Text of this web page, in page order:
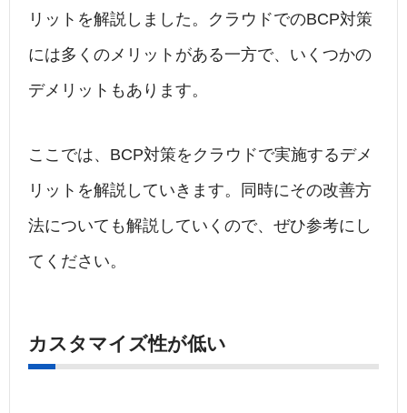
リットを解説しました。クラウドでのBCP対策
には多くのメリットがある一方で、いくつかの
デメリットもあります。
ここでは、BCP対策をクラウドで実施するデメ
リットを解説していきます。同時にその改善方
法についても解説していくので、ぜひ参考にし
てください。
カスタマイズ性が低い